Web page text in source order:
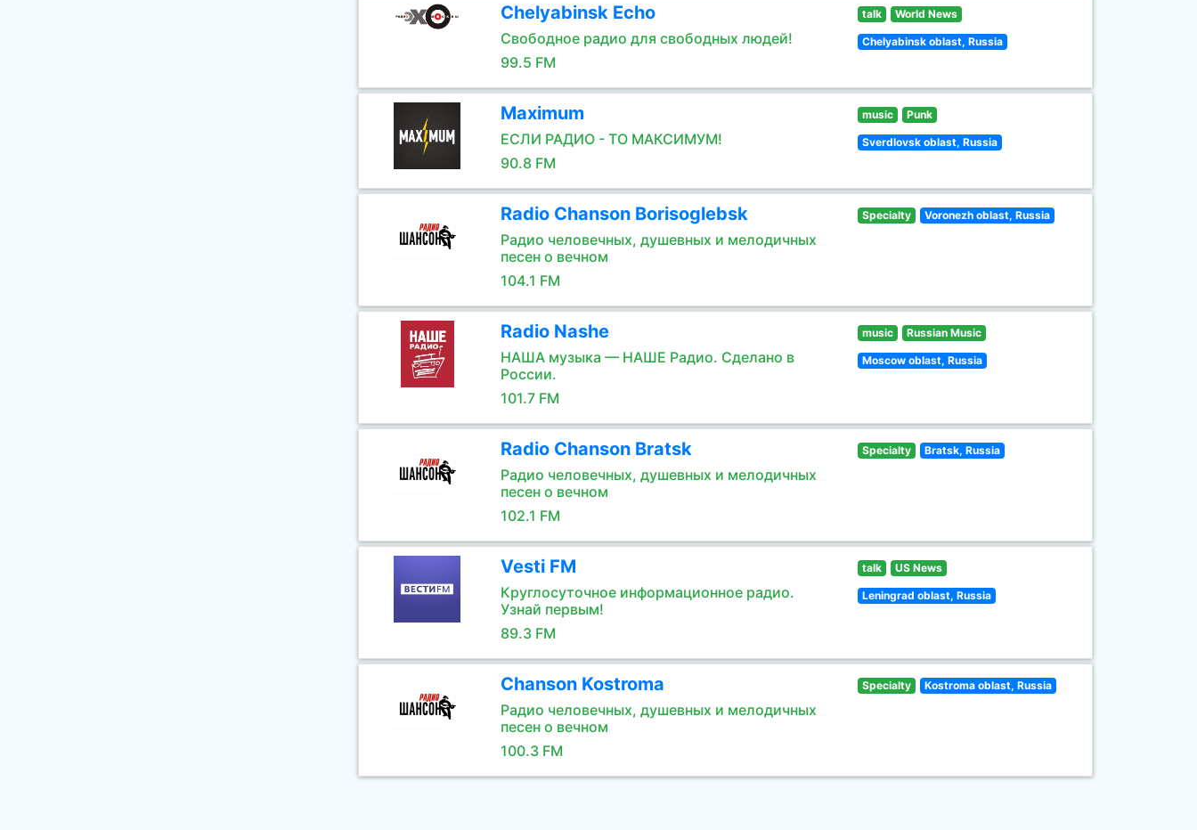
Chelyabinsk Echo
Свободное радио для свободных людей!
99.5 FM
talk World News
Chelyabinsk oblast, Russia
Maximum
ЕСЛИ РАДИО - ТО МАКСИМУМ!
90.8 FM
music Punk
Sverdlovsk oblast, Russia
Radio Chanson Borisoglebsk
Радио человечных, душевных и мелодичных
песен о вечном
104.1 FM
Specialty Voronezh oblast, Russia
Radio Nashe
НАША музыка — НАШЕ Радио. Сделано в
России.
101.7 FM
music Russian Music
Moscow oblast, Russia
Radio Chanson Bratsk
Радио человечных, душевных и мелодичных
песен о вечном
102.1 FM
Specialty Bratsk, Russia
Vesti FM
Круглосуточное информационное радио.
Узнай первым!
89.3 FM
talk US News
Leningrad oblast, Russia
Chanson Kostroma
Радио человечных, душевных и мелодичных
песен о вечном
100.3 FM
Specialty Kostroma oblast, Russia